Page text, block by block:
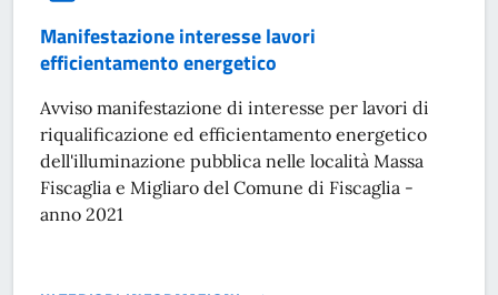
Manifestazione interesse lavori
efficientamento energetico
Avviso manifestazione di interesse per lavori di
riqualificazione ed efficientamento energetico
dell'illuminazione pubblica nelle località Massa
Fiscaglia e Migliaro del Comune di Fiscaglia -
anno 2021